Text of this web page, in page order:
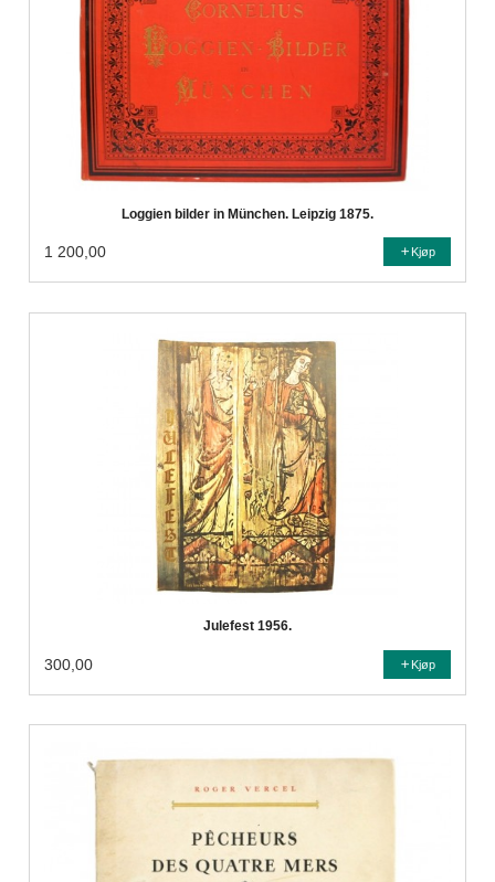
Loggien bilder in München. Leipzig 1875.
1 200,00 Kjøp
Julefest 1956.
300,00 Kjøp